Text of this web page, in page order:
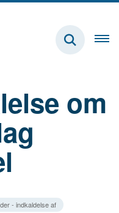
om
- indkaldelse af